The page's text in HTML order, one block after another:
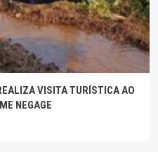
VISITA TURÍSTICA AO
NEGAGE